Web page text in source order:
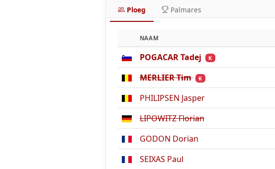
Ploeg Palmares
NAAM
POGACAR Tadej K
MERLIER Tim
K
PHILIPSEN Jasper
LIPOWITZ Florian
GODON Dorian
SEIXAS Paul